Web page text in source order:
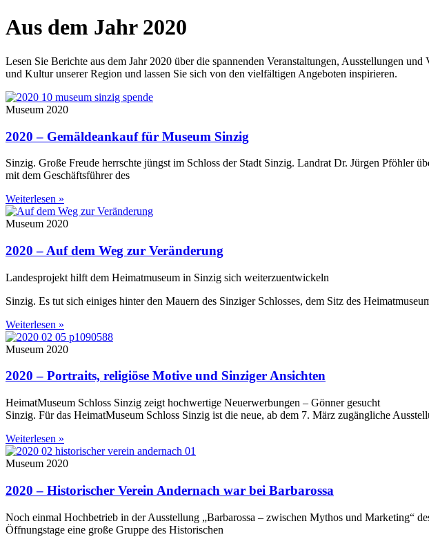
Aus dem Jahr 2020
Lesen Sie Berichte aus dem Jahr 2020 über die spannenden Veranstaltungen, Ausstellungen
und Kultur unserer Region und lassen Sie sich von den vielfältigen Angeboten inspirieren.
Museum 2020
2020 – Gemäldeankauf für Museum Sinzig
Sinzig. Große Freude herrschte jüngst im Schloss der Stadt Sinzig. Landrat Dr. Jürgen Pföhler
mit dem Geschäftsführer des
Weiterlesen »
Museum 2020
2020 – Auf dem Weg zur Veränderung
Landesprojekt hilft dem Heimatmuseum in Sinzig sich weiterzuentwickeln
Sinzig. Es tut sich einiges hinter den Mauern des Sinziger Schlosses, dem Sitz des
Weiterlesen »
Museum 2020
2020 – Portraits, religiöse Motive und Sinziger Ansichten
HeimatMuseum Schloss Sinzig zeigt hochwertige Neuerwerbungen – Gönner gesucht
Sinzig. Für das HeimatMuseum Schloss Sinzig ist die neue, ab dem 7. März zugängliche
Weiterlesen »
Museum 2020
2020 – Historischer Verein Andernach war bei Barbarossa
Noch einmal Hochbetrieb in der Ausstellung „Barbarossa – zwischen Mythos und Marketing“
Öffnungstage eine große Gruppe des Historischen